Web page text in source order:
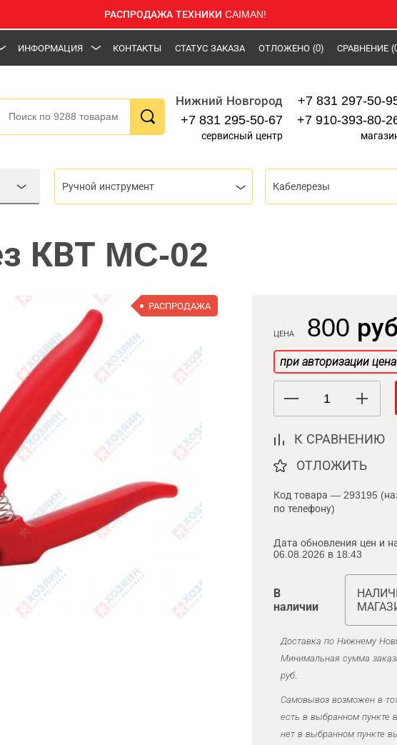
РАСПРОДАЖА ТЕХНИКИ CAIMAN!
ИНФОРМАЦИЯ КОНТАКТЫ СТАТУС ЗАКАЗА ОТЛОЖЕНО (0) СРАВНЕНИЕ
Нижний Новгород
+7 831 295-50-67
сервисный центр
+7 831 297-50-
+7 910-393-80-
Ручной инструмент Кабелерезы
КВТ MC-02
РАСПРОДАЖА
ЦЕНА 800
при авторизации
К СРАВНЕНИЮ
ОТЛОЖИТЬ
Код товара — 293195
по телефону)
Дата обновления цен и
06.08.2026 в 18:43
В
наличии
Доставка по Нижнему
Минимальная сумма
руб.
Самовывоз возможен в
есть в выбранном пункте
нет в выбранном пункте